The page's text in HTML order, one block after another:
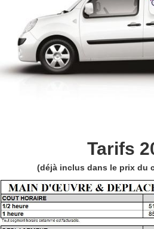
Tarifs
(déjà inclus dans le prix du